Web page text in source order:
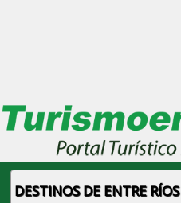
DESTINOS DE ENTRE RÍOS